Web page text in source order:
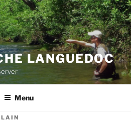
LANGUEDOC
Menu